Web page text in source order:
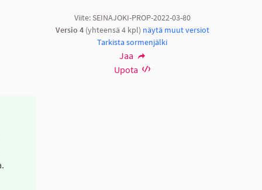
Viite: SEINAJOKI-PROP-2022-03-80
Versio 4(yhteensä 4 kpl) näytä muut versiot
Tarkista sormenjälki
Jaa
Upota